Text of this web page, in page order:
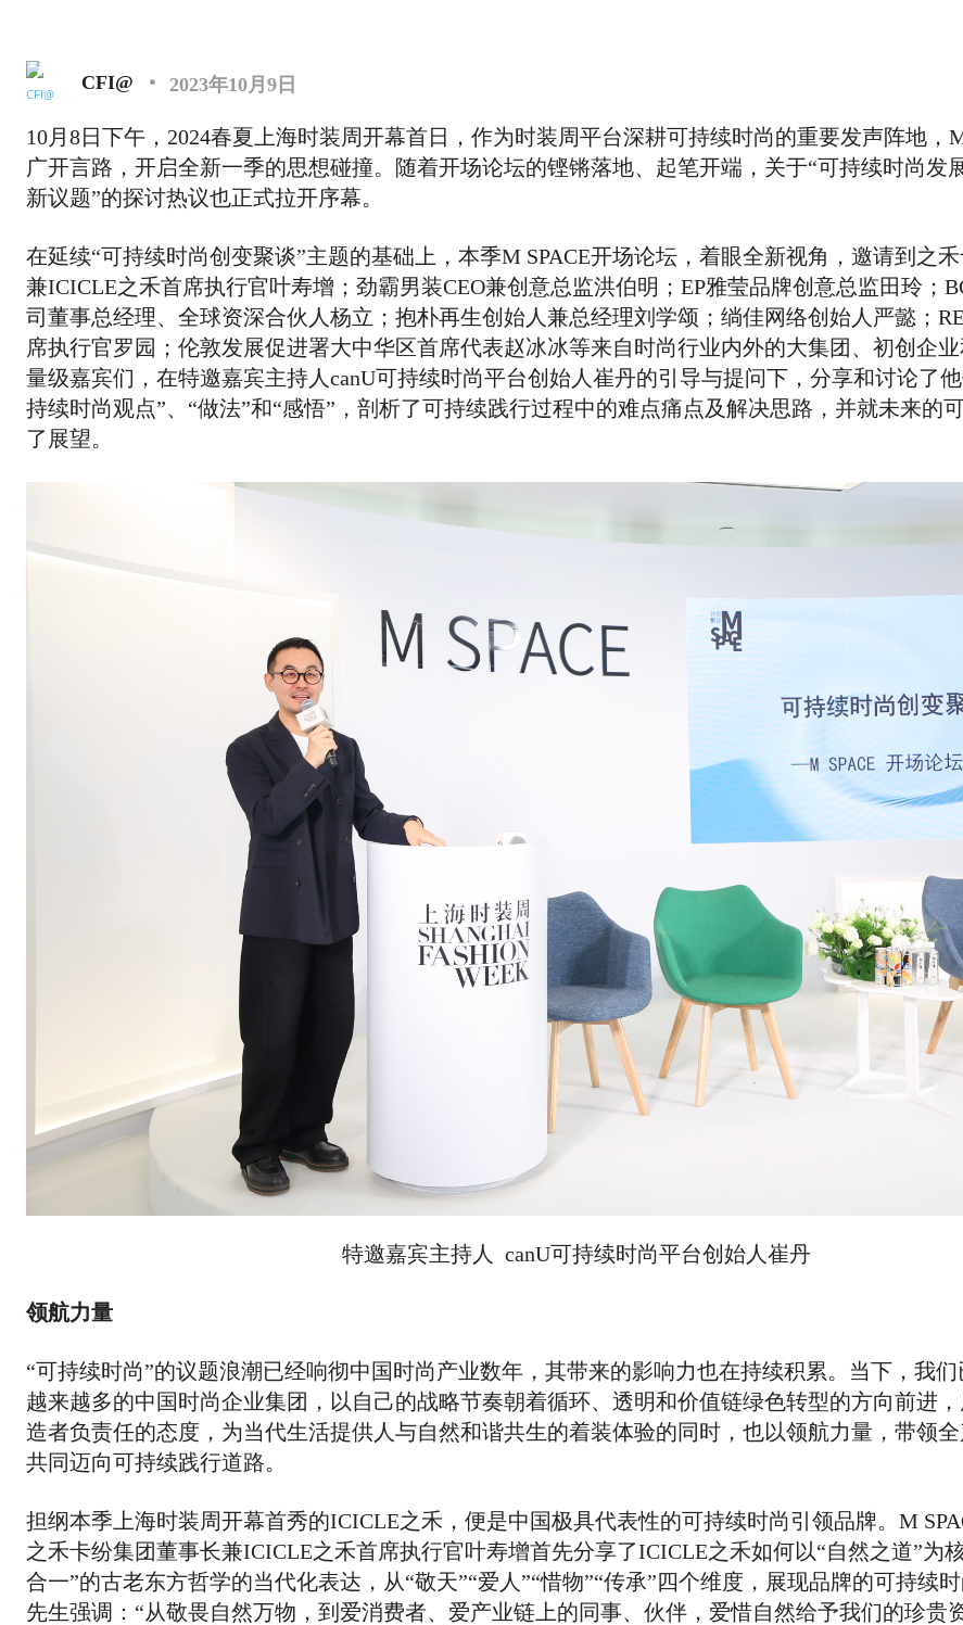
CFI@ 2023年10月9日
10月8日下午，2024春夏上海时装周开幕首日，作为时装周平台深耕可持续时尚的重要发声阵地，
广开言路，开启全新一季的思想碰撞。随着开场论坛的铿锵落地、起笔开端，关于“可持续时尚发
新议题”的探讨热议也正式拉开序幕。
在延续“可持续时尚创变聚谈”主题的基础上，本季M SPACE开场论坛，着眼全新视角，邀请到之
兼ICICLE之禾首席执行官叶寿增；劲霸男装CEO兼创意总监洪伯明；EP雅莹品牌创意总监田玲；
司董事总经理、全球资深合伙人杨立；抱朴再生创始人兼总经理刘学颂；绱佳网络创始人严懿；
席执行官罗园；伦敦发展促进署大中华区首席代表赵冰冰等来自时尚行业内外的大集团、初创企
量级嘉宾们，在特邀嘉宾主持人canU可持续时尚平台创始人崔丹的引导与提问下，分享和讨论了
持续时尚观点”、“做法”和“感悟”，剖析了可持续践行过程中的难点痛点及解决思路，并就未来的
了展望。
​特邀嘉宾主持人 canU可持续时尚平台创始人崔丹
领航力量
“可持续时尚”的议题浪潮已经响彻中国时尚产业数年，其带来的影响力也在持续积累。当下，我们
越来越多的中国时尚企业集团，以自己的战略节奏朝着循环、透明和价值链绿色转型的方向前进，
造者负责任的态度，为当代生活提供人与自然和谐共生的着装体验的同时，也以领航力量，带领
共同迈向可持续践行道路。
担纲本季上海时装周开幕首秀的ICICLE之禾，便是中国极具代表性的可持续时尚引领品牌。M
之禾卡纷集团董事长兼ICICLE之禾首席执行官叶寿增首先分享了ICICLE之禾如何以“自然之道”为
合一”的古老东方哲学的当代化表达，从“敬天”“爱人”“惜物”“传承”四个维度，展现品牌的可持续
先生强调：“从敬畏自然万物，到爱消费者、爱产业链上的同事、伙伴，爱惜自然给予我们的珍贵